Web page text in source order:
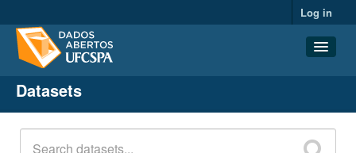
Log in
Datasets
Organizations
Groups
Datasets